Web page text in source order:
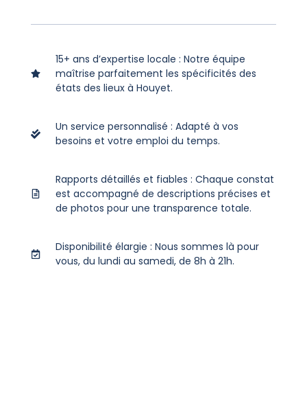
15+ ans d’expertise locale : Notre équipe
maîtrise parfaitement les spécificités des
états des lieux à Houyet.
Un service personnalisé : Adapté à vos
besoins et votre emploi du temps.
Rapports détaillés et fiables : Chaque constat
est accompagné de descriptions précises et
de photos pour une transparence totale.
Disponibilité élargie : Nous sommes là pour
vous, du lundi au samedi, de 8h à 21h.